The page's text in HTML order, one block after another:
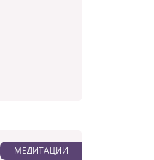
МЕДИТАЦИИ